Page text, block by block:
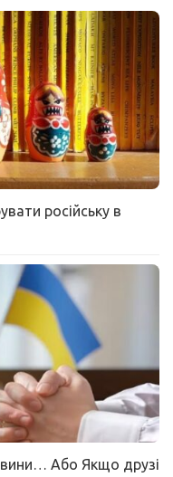
російську в
Або Якщо друзі